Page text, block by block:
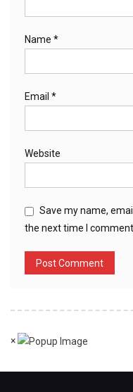
Name *
Email *
Website
Save my name,
the next time I comment.
×